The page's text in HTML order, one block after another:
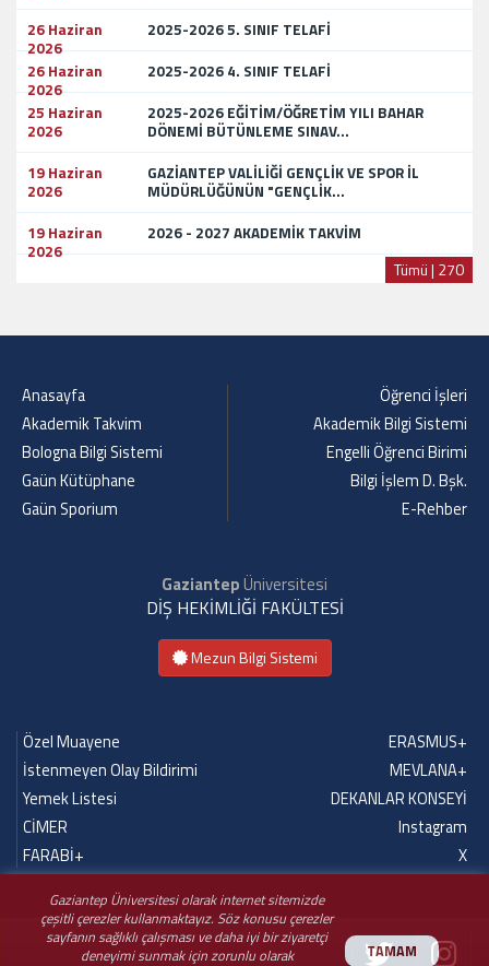
Gaziantep Üniversitesi olarak internet sitemizde
çeşitli çerezler kullanmaktayız. Söz konusu çerezler
sayfanın sağlıklı çalışması ve daha iyi bir ziyaretçi
deneyimi sunmak için zorunlu olarak
TAMAM
26 Haziran
2026
2025-2026 5. SINIF TELAFİ
26 Haziran
2026
2025-2026 4. SINIF TELAFİ
25 Haziran
2026
2025-2026 EĞİTİM/ÖĞRETİM YILI BAHAR
DÖNEMİ BÜTÜNLEME SINAV...
19 Haziran
2026
GAZİANTEP VALİLİĞİ GENÇLİK VE SPOR İL
MÜDÜRLÜĞÜNÜN "GENÇLİK...
19 Haziran
2026
2026 - 2027 AKADEMİK TAKVİM
Tümü | 270
Anasayfa
Akademik Takvim
Bologna Bilgi Sistemi
Gaün Kütüphane
Gaün Sporium
Öğrenci İşleri
Akademik Bilgi Sistemi
Engelli Öğrenci Birimi
Bilgi İşlem D. Bşk.
E-Rehber
GaziantepÜniversitesi
DİŞ HEKİMLİĞİ FAKÜLTESİ
Mezun Bilgi Sistemi
Özel Muayene
İstenmeyen Olay Bildirimi
Yemek Listesi
CİMER
FARABİ+
ERASMUS+
MEVLANA+
DEKANLAR KONSEYİ
Instagram
X